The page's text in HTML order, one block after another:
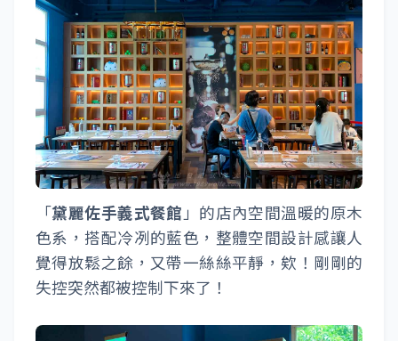
「黛麗佐手義式餐館」的店內空間溫暖的原木
色系，搭配冷冽的藍色，整體空間設計感讓人
覺得放鬆之餘，又帶一絲絲平靜，欸！剛剛的
失控突然都被控制下來了！